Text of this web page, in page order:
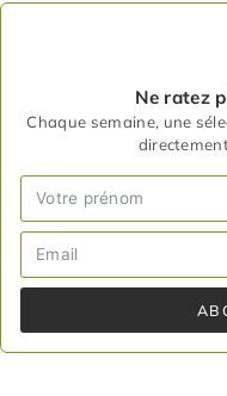
Ne ratez
Chaque semaine, une